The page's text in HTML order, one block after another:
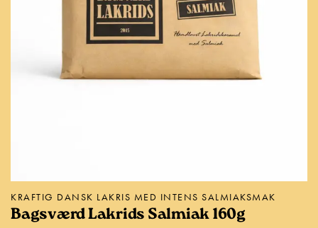
KRAFTIG DANSK LAKRIS MED INTENS SALMIAKSMAK
Bagsværd Lakrids Salmiak 160g